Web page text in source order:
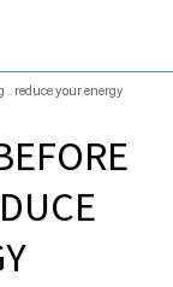
.. reduce your energy